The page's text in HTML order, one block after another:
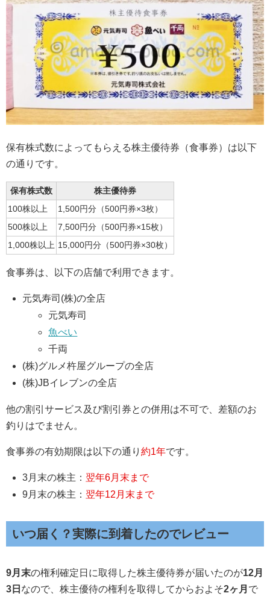
保有株式数によってもらえる株主優待券（食事券）は以下
の通りです。
保有株式数
株主優待券
100株以上
1,500円分（500円券×3枚）
500株以上
7,500円分（500円券×15枚）
1,000株以上 15,000円分（500円券×30枚）
食事券は、以下の店舗で利用できます。
元気寿司(株)の全店
元気寿司
魚べい
千両
(株)グルメ杵屋グループの全店
(株)JBイレブンの全店
他の割引サービス及び割引券との併用は不可で、差額のお
釣りはでません。
食事券の有効期限は以下の通り 約1年です。
3月末の株主： 翌年6月末まで
9月末の株主： 翌年12月末まで
いつ届く？実際に到着したのでレビュー
9月末の権利確定日に取得した株主優待券が届いたのが12月
3日 なので、株主優待の権利を取得してからおよそ2ヶ月 で